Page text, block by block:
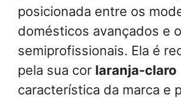
posicionada entre os
domésticos avançados e
semiprofissionais. Ela é
pela sua cor laranja-claro
característica da marca e